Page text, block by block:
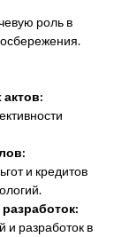
роль в
и кредитов
и разработок в